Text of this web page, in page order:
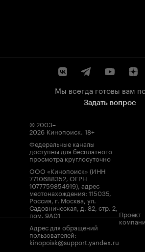
Мы всегда готовы вам
Задать вопрос
© 2003–
2026 Кинопоиск. 18+
Федеральные каналы
доступны для бесплатного
просмотра круглосуточно
ООО «Кинопоиск» (ИНН
7710688352, ОГРН
1077759854919), адрес
местонахождения: 115035,
Россия, г. Москва, ул.
Садовническая, д. 82, стр. 2,
пом. 9А01
Адрес для обращений
пользователей:
kinopoisk@support.yandex.ru
Проект